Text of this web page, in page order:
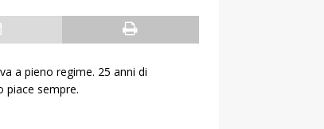
a pieno regime. 25 anni di
piace sempre.